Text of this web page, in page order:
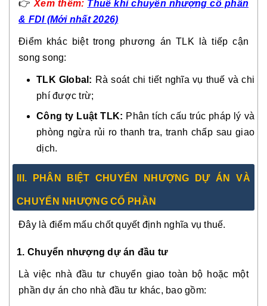
👉Xem thêm: Thuế khi chuyển nhượng cổ phần
& FDI (Mới nhất 2026)
Điểm khác biệt trong phương án TLK là tiếp cận
song song:
TLK Global: Rà soát chi tiết nghĩa vụ thuế và chi
phí được trừ;
Công ty Luật TLK: Phân tích cấu trúc pháp lý và
phòng ngừa rủi ro thanh tra, tranh chấp sau giao
dịch.
III. PHÂN BIỆT CHUYỂN NHƯỢNG DỰ ÁN VÀ
CHUYỂN NHƯỢNG CỔ PHẦN
Đây là điểm mấu chốt quyết định nghĩa vụ thuế.
1. Chuyển nhượng dự án đầu tư
Là việc nhà đầu tư chuyển giao toàn bộ hoặc một
phần dự án cho nhà đầu tư khác, bao gồm: